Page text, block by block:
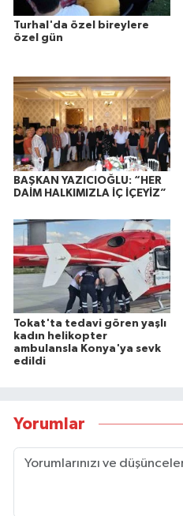
Turhal'da özel bireylere
özel gün
BAŞKAN YAZICIOĞLU: “HER
DAİM HALKIMIZLA İÇ İÇEYİZ”
Tokat'ta tedavi gören yaşlı
kadın helikopter
ambulansla Konya'ya sevk
edildi
Yorumlar